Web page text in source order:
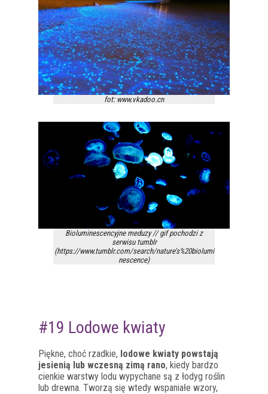
fot: www.vkadoo.cn
Bioluminescencyjne meduzy // gif pochodzi z
serwisu tumblr
(https://www.tumblr.com/search/nature’s%20biolumi
nescence)
#19 Lodowe kwiaty
Piękne, choć rzadkie, lodowe kwiaty powstają
jesienią lub wczesną zimą rano, kiedy bardzo
cienkie warstwy lodu wypychane są z łodyg roślin
lub drewna. Tworzą się wtedy wspaniałe wzory,